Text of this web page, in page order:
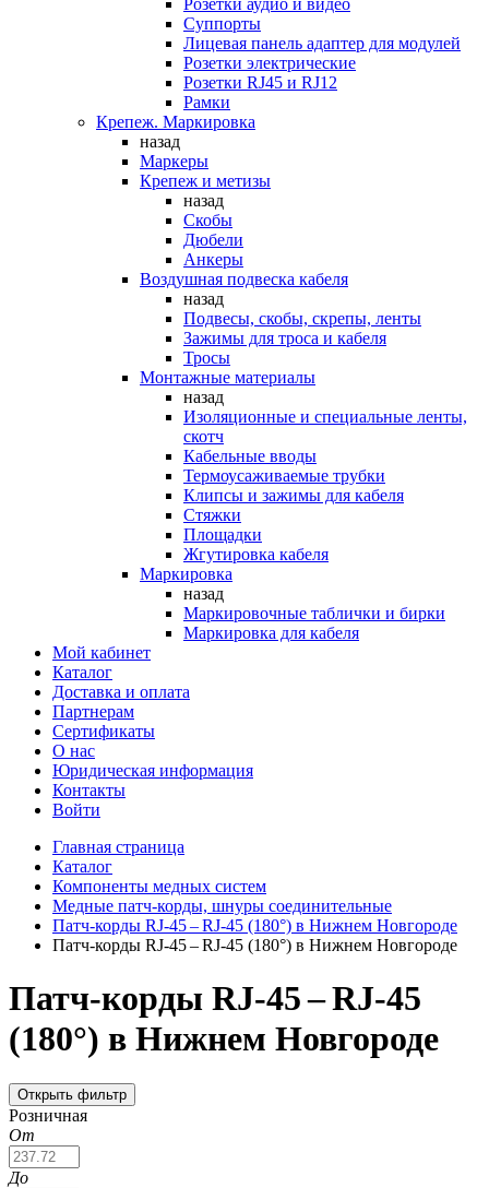
Розетки аудио и видео
Суппорты
Лицевая панель адаптер для модулей
Розетки электрические
Розетки RJ45 и RJ12
Рамки
Крепеж. Маркировка
назад
Маркеры
Крепеж и метизы
назад
Скобы
Дюбели
Анкеры
Воздушная подвеска кабеля
назад
Подвесы, скобы, скрепы, ленты
Зажимы для троса и кабеля
Тросы
Монтажные материалы
назад
Изоляционные и специальные ленты,
скотч
Кабельные вводы
Термоусаживаемые трубки
Клипсы и зажимы для кабеля
Стяжки
Площадки
Жгутировка кабеля
Маркировка
назад
Маркировочные таблички и бирки
Маркировка для кабеля
Мой кабинет
Каталог
Доставка и оплата
Партнерам
Сертификаты
О нас
Юридическая информация
Контакты
Войти
Главная страница
Каталог
Компоненты медных систем
Медные патч-корды, шнуры соединительные
Патч-корды RJ‑45 – RJ‑45 (180°) в Нижнем Новгороде
Патч-корды RJ‑45 – RJ‑45 (180°) в Нижнем Новгороде
Патч-корды RJ‑45 – RJ‑45
(180°) в Нижнем Новгороде
Открыть фильтр
Розничная
От
До